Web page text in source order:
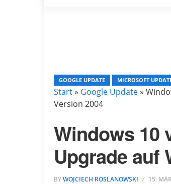
GOOGLE UPDATE MICROSOFT
Start» Google Update»
Version 2004
Windows 10
Upgrade auf
BYWOJCIECH ROSLANOWSKI 15.